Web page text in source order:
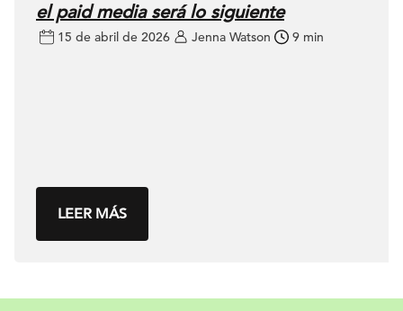
el paid media será lo siguiente
15 de abril de 2026 Jenna Watson 9 min
LEER MÁS